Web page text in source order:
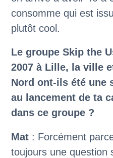
consomme qui est
plutôt cool.
Le groupe Skip the
2007 à Lille, la ville
Nord ont-ils été une
au lancement de ta
dans ce groupe ?
Mat: Forcément
toujours une question